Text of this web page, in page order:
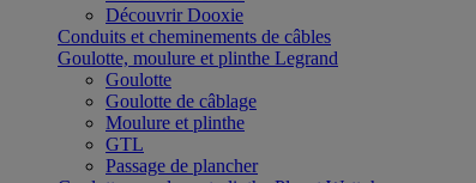
Découvrir Dooxie
Conduits et cheminements de câbles
Goulotte, moulure et plinthe Legrand
Goulotte
Goulotte de câblage
Moulure et plinthe
GTL
Passage de plancher